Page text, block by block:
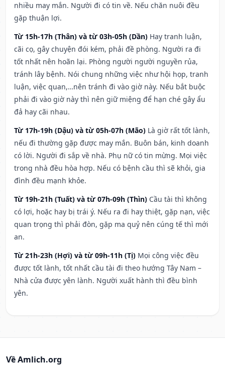
nhiều may mắn. Người đi có tin về. Nếu chăn nuôi đều
gặp thuận lợi.
Từ 15h-17h (Thân) và từ 03h-05h (Dần) Hay tranh luận,
cãi cọ, gây chuyện đói kém, phải đề phòng. Người ra đi
tốt nhất nên hoãn lại. Phòng người người nguyền rủa,
tránh lây bệnh. Nói chung những việc như hội họp, tranh
luận, việc quan,…nên tránh đi vào giờ này. Nếu bắt buộc
phải đi vào giờ này thì nên giữ miệng để hạn ché gây ẩu
đả hay cãi nhau.
Từ 17h-19h (Dậu) và từ 05h-07h (Mão) Là giờ rất tốt lành,
nếu đi thường gặp được may mắn. Buôn bán, kinh doanh
có lời. Người đi sắp về nhà. Phụ nữ có tin mừng. Mọi việc
trong nhà đều hòa hợp. Nếu có bệnh cầu thì sẽ khỏi, gia
đình đều mạnh khỏe.
Từ 19h-21h (Tuất) và từ 07h-09h (Thìn) Cầu tài thì không
có lợi, hoặc hay bị trái ý. Nếu ra đi hay thiệt, gặp nạn, việc
quan trọng thì phải đòn, gặp ma quỷ nên cúng tế thì mới
an.
Từ 21h-23h (Hợi) và từ 09h-11h (Tị) Mọi công việc đều
được tốt lành, tốt nhất cầu tài đi theo hướng Tây Nam –
Nhà cửa được yên lành. Người xuất hành thì đều bình
yên.
Về Amlich.org